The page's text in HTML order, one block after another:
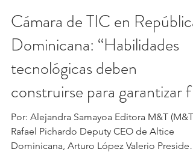
Cámara de TIC en República
Dominicana: “Habilidades
tecnológicas deben
construirse para garantizar f
Por: Alejandra Samayoa Editora M&T (M&T)-.
Rafael Pichardo Deputy CEO de Altice
Dominicana, Arturo López Valerio